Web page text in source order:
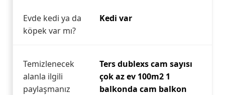
Evde kedi ya da
köpek var mı?
Kedi var
Temizlenecek
alanla ilgili
paylaşmanız
Ters dublexs cam sayısı
çok az ev 100m2 1
balkonda cam balkon